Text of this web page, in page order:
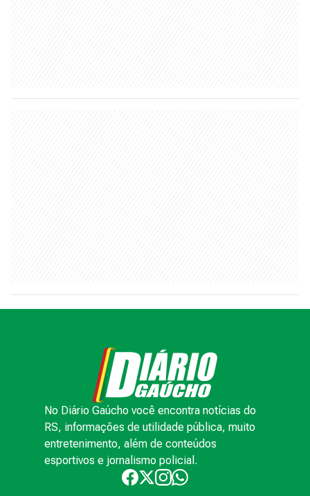
No Diário Gaúcho você encontra notícias do
RS, informações de utilidade pública, muito
entretenimento, além de conteúdos
esportivos e jornalismo policial.